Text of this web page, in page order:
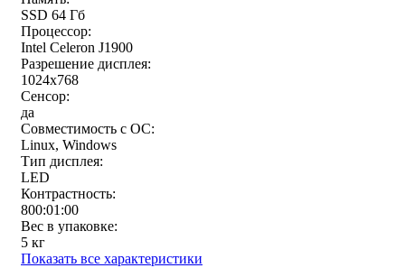
SSD 64 Гб
Процессор:
Intel Celeron J1900
Разрешение дисплея:
1024x768
Сенсор:
да
Совместимость с ОС:
Linux, Windows
Тип дисплея:
LED
Контрастность:
800:01:00
Вес в упаковке:
5 кг
Показать все характеристики